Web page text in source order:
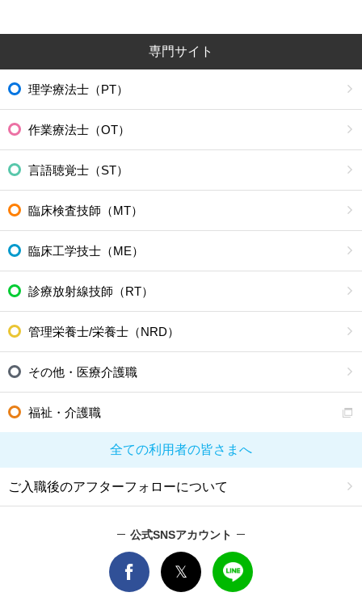
専門サイト
理学療法士（PT）
作業療法士（OT）
言語聴覚士（ST）
臨床検査技師（MT）
臨床工学技士（ME）
診療放射線技師（RT）
管理栄養士/栄養士（NRD）
その他・医療介護職
福祉・介護職
全ての利用者の皆さまへ
ご入職後のアフターフォローについて
公式SNSアカウント